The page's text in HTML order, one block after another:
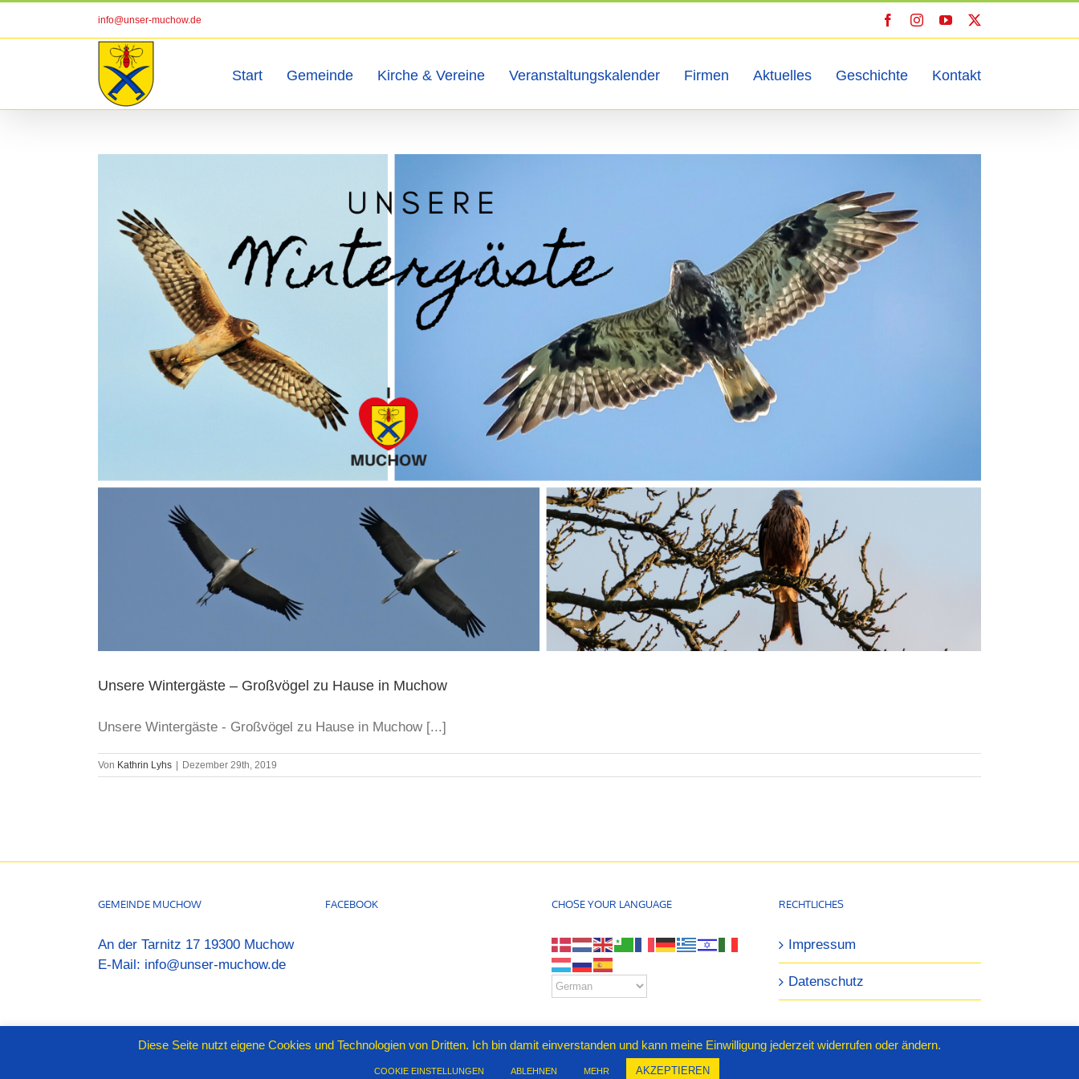
info@unser-muchow.de FacebookInstagramYouTube
Start Gemeinde Kirche & Vereine Veranstaltungskalender Firmen Aktuelles Geschichte Kontakt
Unsere Wintergäste – Großvögel zu Hause in Muchow
Unsere Wintergäste - Großvögel zu Hause in Muchow [...]
Von Kathrin Lyhs | Dezember 29th, 2019
GEMEINDE MUCHOW
An der Tarnitz 17 19300 Muchow
E-Mail: info@unser-muchow.de
FACEBOOK CHOSE YOUR LANGUAGE RECHTLICHES
Impressum
Datenschutz
Diese Seite nutzt eigene Cookies und Technologien von Dritten. Ich bin damit einverstanden und kann meine Einwilligung jederzeit widerrufen oder ändern.
COOKIE EINSTELLUNGEN ABLEHNEN MEHR AKZEPTIEREN